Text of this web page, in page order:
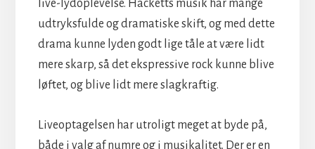
live-lydoplevelse. Hacketts musik har mange
udtryksfulde og dramatiske skift, og med dette
drama kunne lyden godt lige tåle at være lidt
mere skarp, så det ekspressive rock kunne blive
løftet, og blive lidt mere slagkraftig.
Liveoptagelsen har utroligt meget at byde på,
både i valg af numre og i musikalitet. Der er en